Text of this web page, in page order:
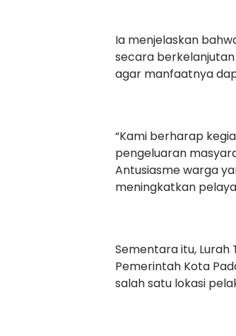
Ia menjelaskan
secara
agar manfaatnya
“Kami berharap
pengeluaran
Antusiasme warga
meningkatkan
Sementara itu, Lurah
Pemerintah Kota
salah satu lokasi